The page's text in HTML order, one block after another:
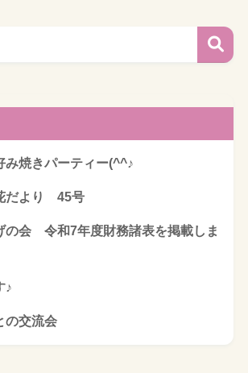
み焼きパーティー(^^♪
だより 45号
の会 令和7年度財務諸表を掲載しま
♪
の交流会